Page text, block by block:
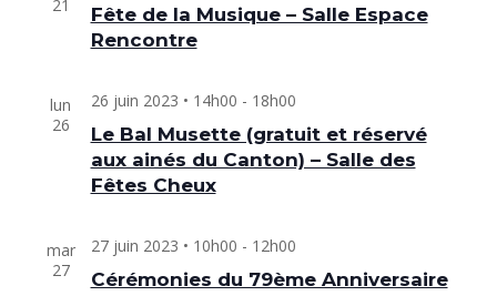
21
Fête de la Musique – Salle Espace
Rencontre
lun
26
Le Bal Musette (gratuit et réservé
aux ainés du Canton) – Salle des
Fêtes Cheux
26 juin 2023 • 14h00 - 18h00
mar
27
Cérémonies du 79ème Anniversaire
27 juin 2023 • 10h00 - 12h00